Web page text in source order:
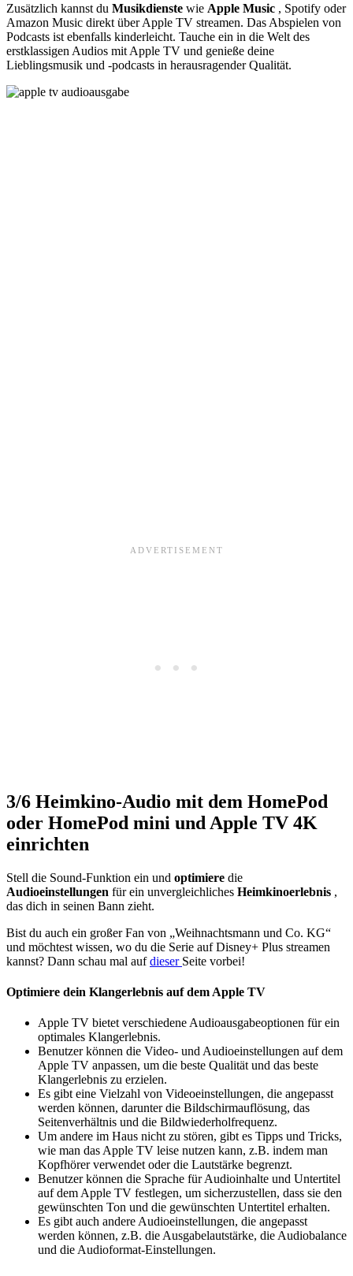
Zusätzlich kannst du Musikdienste wie Apple Music , Spotify oder
Amazon Music direkt über Apple TV streamen. Das Abspielen von
Podcasts ist ebenfalls kinderleicht. Tauche ein in die Welt des
erstklassigen Audios mit Apple TV und genieße deine
Lieblingsmusik und -podcasts in herausragender Qualität.
3/6 Heimkino-Audio mit dem HomePod
oder HomePod mini und Apple TV 4K
einrichten
Stell die Sound-Funktion ein und optimiere die
Audioeinstellungen für ein unvergleichliches Heimkinoerlebnis ,
das dich in seinen Bann zieht.
Bist du auch ein großer Fan von „Weihnachtsmann und Co. KG“
und möchtest wissen, wo du die Serie auf Disney+ Plus streamen
kannst? Dann schau mal aufdieser Seite vorbei!
Optimiere dein Klangerlebnis auf dem Apple TV
Apple TV bietet verschiedene Audioausgabeoptionen für ein
optimales Klangerlebnis.
Benutzer können die Video- und Audioeinstellungen auf dem
Apple TV anpassen, um die beste Qualität und das beste
Klangerlebnis zu erzielen.
Es gibt eine Vielzahl von Videoeinstellungen, die angepasst
werden können, darunter die Bildschirmauflösung, das
Seitenverhältnis und die Bildwiederholfrequenz.
Um andere im Haus nicht zu stören, gibt es Tipps und Tricks,
wie man das Apple TV leise nutzen kann, z.B. indem man
Kopfhörer verwendet oder die Lautstärke begrenzt.
Benutzer können die Sprache für Audioinhalte und Untertitel
auf dem Apple TV festlegen, um sicherzustellen, dass sie den
gewünschten Ton und die gewünschten Untertitel erhalten.
Es gibt auch andere Audioeinstellungen, die angepasst
werden können, z.B. die Ausgabelautstärke, die Audiobalance
und die Audioformat-Einstellungen.